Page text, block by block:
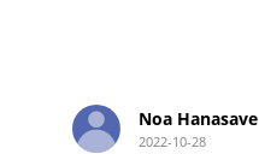
Noa Hanasave
2022-10-28